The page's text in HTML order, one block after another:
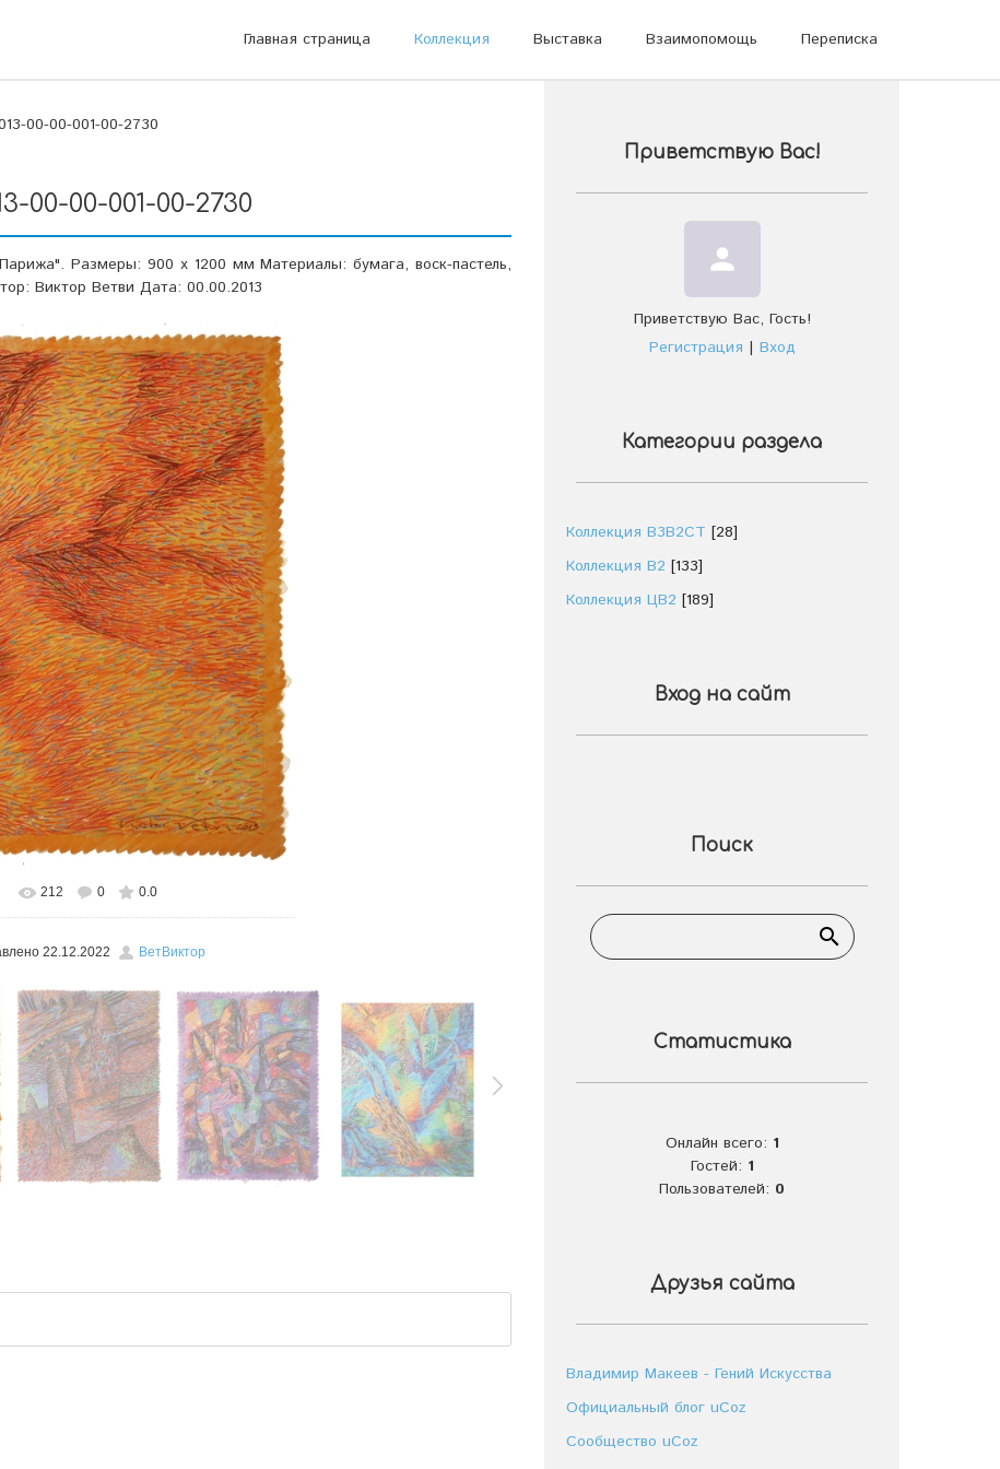
Главная страница Коллекция Выставка Взаимопомощь Переписка
00-00-001-00-2730
00-00-001-00-2730
Размеры: 900 х 1200 мм Материалы: бумага, воск-пастель,
Виктор Ветви Дата: 00.00.2013
размере 457x600
212 0 0.0
22.12.2022 ВетВиктор
Приветствую Вас!
person
Приветствую Вас, Гость!
Регистрация | Вход
Категории раздела
Коллекция В3В2СТ [28]
Коллекция В2 [133]
Коллекция ЦВ2 [189]
Вход на сайт
Поиск
Статистика
Онлайн всего: 1
Гостей: 1
Пользователей: 0
Друзья сайта
Владимир Макеев - Гений Искусства
Официальный блог uCoz
Сообщество uCoz